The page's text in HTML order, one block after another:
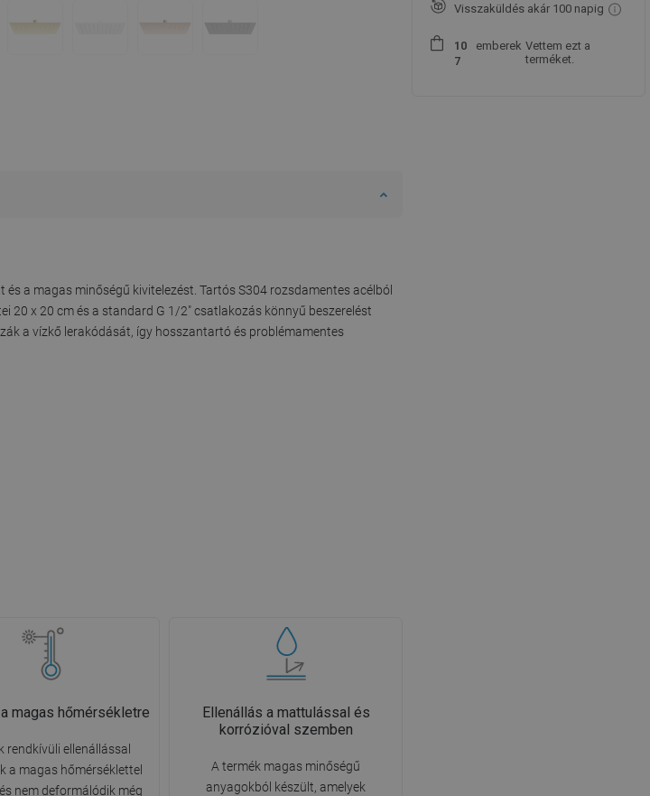
a magas minőségű kivitelezést. Tartós S304 rozsdamentes acélból
20 x 20 cm és a standard G 1/2" csatlakozás könnyű beszerelést
a vízkő lerakódását, így hosszantartó és problémamentes
magas hőmérsékletre
rendkívüli ellenállással
a magas hőmérséklettel
nem deformálódik még
Ellenállás a mattulással és
korrózióval szemben
A termék magas minőségű
anyagokból készült, amelyek
Visszaküldés akár 100 napig
1 0
7
emberek Vettem ezt a
terméket.